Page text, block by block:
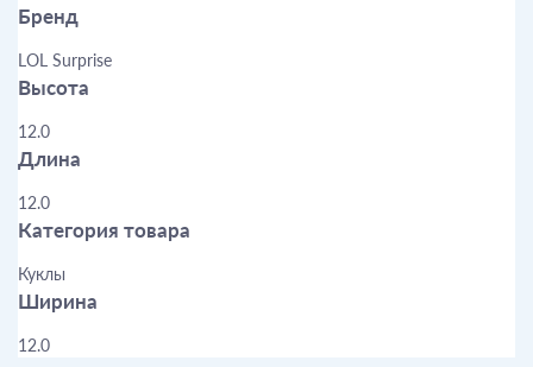
Бренд
LOL Surprise
Высота
12.0
Длина
12.0
Категория товара
Куклы
Ширина
12.0